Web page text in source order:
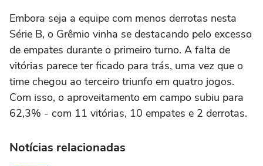
Embora seja a equipe com menos derrotas nesta
Série B, o Grêmio vinha se destacando pelo excesso
de empates durante o primeiro turno. A falta de
vitórias parece ter ficado para trás, uma vez que o
time chegou ao terceiro triunfo em quatro jogos.
Com isso, o aproveitamento em campo subiu para
62,3% - com 11 vitórias, 10 empates e 2 derrotas.
Notícias relacionadas